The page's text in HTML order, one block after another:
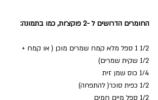
החומרים הדרושים ל -2 פוקצ׳ות, כמו בתמונה:
1/2 1 ספל מלא קמח שמרים מוכן ( או קמח +
1/2 שקית שמרים)
1/4 כוס שמן זית
1/2 כפית סוכר( להתפחה)
1/2 ספל מיים חמים